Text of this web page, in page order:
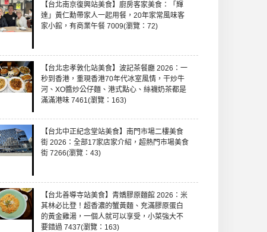
【台北南京復興站美食】廚房客家美食：「輝
達」黃仁勳帶家人一起用餐，20年家常風味客
家小館，有商業午餐 7009(瀏覽：72)
【台北忠孝敦化站美食】波記茶餐廳 2026：一
秒到香港，重現香港70年代冰室風情，干炒牛
河、XO醬炒公仔麵、港式點心、絲襪奶茶都是
滿滿港味 7461(瀏覽：163)
【台北中正紀念堂站美食】南門市場二樓美食
街 2026：全部17家店家介紹，超熱門市場美食
街 7266(瀏覽：43)
【台北善導寺站美食】青嬌膠原麵館 2026：米
其林必比登！超香濃的蟹黃麵、充滿膠原蛋白
的黃金雞湯，一個人就可以享受，小菜強大不
要錯過 7437(瀏覽：163)